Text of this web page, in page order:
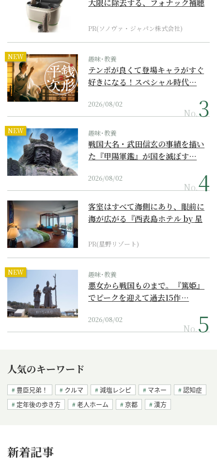
大限に除去する、フォナック補聴
PR(ソノヴァ・ジャパン株式会社)
NEW 趣味･教養
テンポが良くて登場キャラがすぐ
好きになる！スペシャル時代…
2026/08/02
No.
NEW 趣味･教養
戦国大名・武田信玄の事績を描い
た『甲陽軍鑑』が国を滅ぼす…
2026/08/02
No.
客室はすべて海側にあり、眼前に
海が広がる『西表島ホテル by 星
PR(星野リゾート)
NEW 趣味･教養
悪女から戦国ものまで。『篤姫』
でピークを迎えて過去15作…
2026/08/02
No.
人気のキーワード
豊臣兄弟！ クルマ 減塩レシピ マネー
認知症
定年後の歩き方
老人ホーム 京都 漢方
新着記事